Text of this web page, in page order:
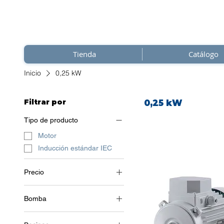
Tienda Catálogo
Inicio 0,25 kW
Filtrar por
Tipo de producto
Motor
Inducción estándar IEC
Precio
0 € 201 €
Bomba
2 polos (~3000 RPM)
0,25 kW